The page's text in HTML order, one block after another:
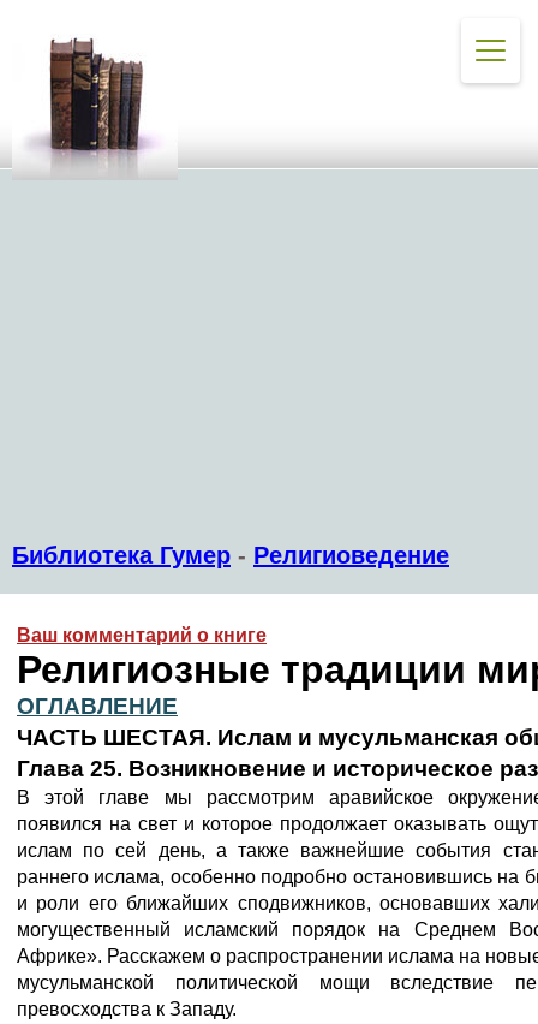
Библиотека Гумер - Религиоведение
Ваш комментарий о книге
Религиозные традиции
ОГЛАВЛЕНИЕ
ЧАСТЬ ШЕСТАЯ. Ислам и мусульманская
Глава 25. Возникновение и историческое
В этой главе мы рассмотрим аравийское
появился на свет и которое продолжает оказывать
ислам по сей день, а также важнейшие события
раннего ислама, особенно подробно остановившись на
и роли его ближайших сподвижников, основавших
могущественный исламский порядок на Среднем
Африке». Расскажем о распространении ислама на
мусульманской политической мощи вследствие
превосходства к Западу.